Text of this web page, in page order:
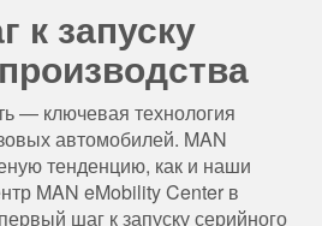
к запуску
— ключевая технология
автомобилей. MAN
тенденцию, как и наши
MAN eMobility Center в
шаг к запуску серийного